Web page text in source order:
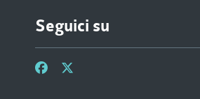
Seguici su